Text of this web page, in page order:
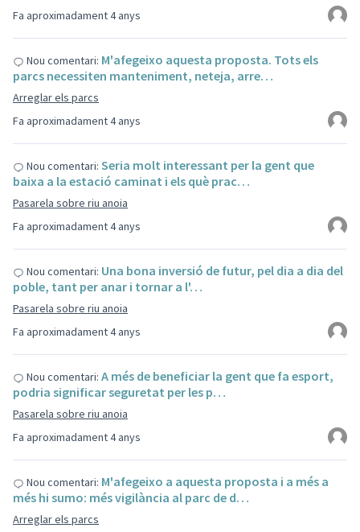
Fa aproximadament 4 anys
Fa aproximadament 4 anys
Nou comentari: M'afegeixo aquesta proposta. Tots els
parcs necessiten manteniment, neteja, arre…
Arreglar els parcs
Fa aproximadament 4 anys
Nou comentari: Seria molt interessant per la gent que
baixa a la estació caminat i els què prac…
Pasarela sobre riu anoia
Fa aproximadament 4 anys
Nou comentari: Una bona inversió de futur, pel dia a dia del
poble, tant per anar i tornar a l'…
Pasarela sobre riu anoia
Fa aproximadament 4 anys
Nou comentari: A més de beneficiar la gent que fa esport,
podria significar seguretat per les p…
Pasarela sobre riu anoia
Nou comentari: M'afegeixo a aquesta proposta i a més a
més hi sumo: més vigilància al parc de d…
Arreglar els parcs